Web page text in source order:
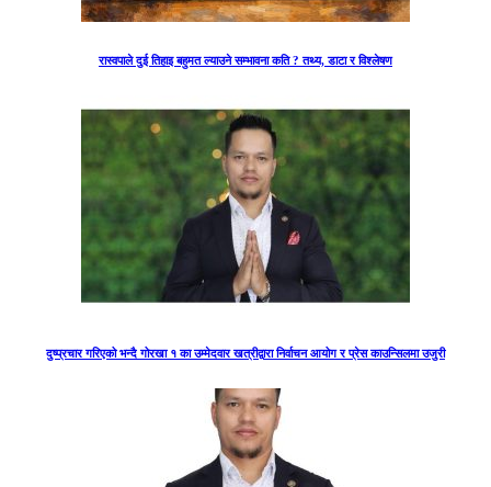
रास्वपाले दुई तिहाइ बहुमत ल्याउने सम्भावना कति ? तथ्य, डाटा र विश्लेषण
दुष्प्रचार गरिएको भन्दै गोरखा १ का उम्मेदवार खत्रीद्वारा निर्वाचन आयोग र प्रेस काउन्सिलमा उजुरी